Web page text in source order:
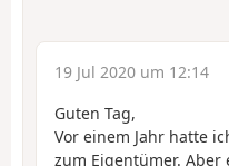
19 Jul 2020 um 12:14
Guten Tag,
Vor einem Jahr hatte
zum Eigentümer.